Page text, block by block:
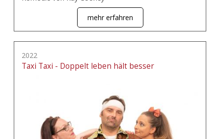
mehr erfahren
2022
Taxi Taxi - Doppelt leben hält besser